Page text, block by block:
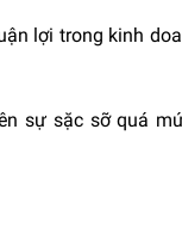
lợi trong kinh
sự sặc sỡ quá